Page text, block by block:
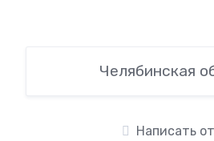
Челябинская
Написать